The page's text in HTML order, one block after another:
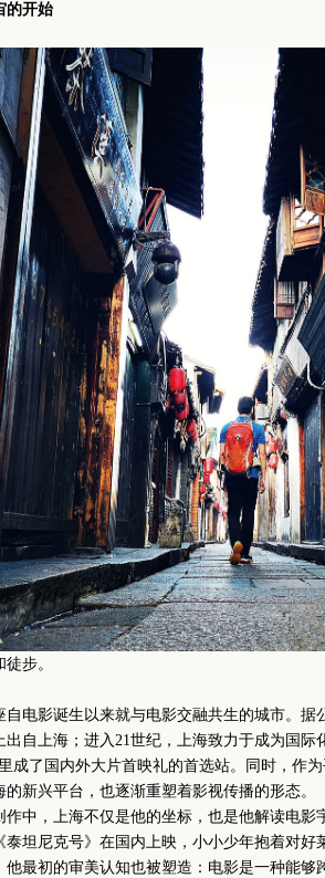
的开始
步。
影诞生以来就与电影交融共生的城市。据
出自上海；进入21世纪，上海致力于成为国
成了国内外大片首映礼的首选站。同时，作
新兴平台，也逐渐重塑着影视传播的形态。
，上海不仅是他的坐标，也是他解读电影宇
坦尼克号》在国内上映，小小少年抱着对好
他最初的审美认知也被塑造：电影是一种能够